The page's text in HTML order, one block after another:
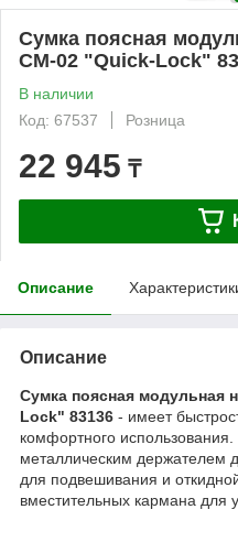
Сумка поясная
СМ-02 "Quick-Lock"
В наличии
Код: 67537
Розница
22 945 ₸
Описание
Описание
Сумка поясная модульная
Lock" 83136 - имеет
комфортного
металлическим держателем
для подвешивания и
вместительных кармана для